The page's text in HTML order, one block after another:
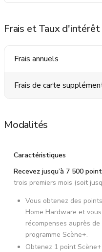
Frais et Taux d'intérêt
Frais annuels
Frais de carte
Modalités
Caractéristiques
Recevez jusqu’à 7 500
trois premiers mois (soit
Vous obtenez des
Home Hardware et
récompenses auprès
programme Scène+.
Obtenez 1 point